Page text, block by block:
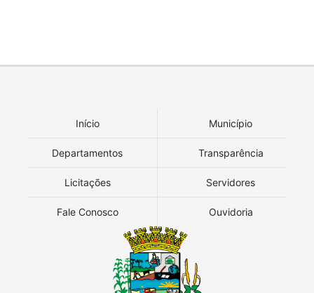
Início Município
Departamentos Transparência
Licitações Servidores
Fale Conosco Ouvidoria